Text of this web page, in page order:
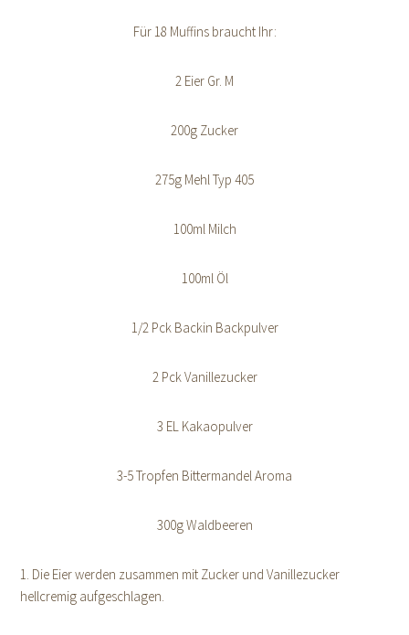
Für 18 Muffins braucht Ihr:
2 Eier Gr. M
200g Zucker
275g Mehl Typ 405
100ml Milch
100ml Öl
1/2 Pck Backin Backpulver
2 Pck Vanillezucker
3 EL Kakaopulver
3-5 Tropfen Bittermandel Aroma
300g Waldbeeren
1. Die Eier werden zusammen mit Zucker und Vanillezucker
hellcremig aufgeschlagen.